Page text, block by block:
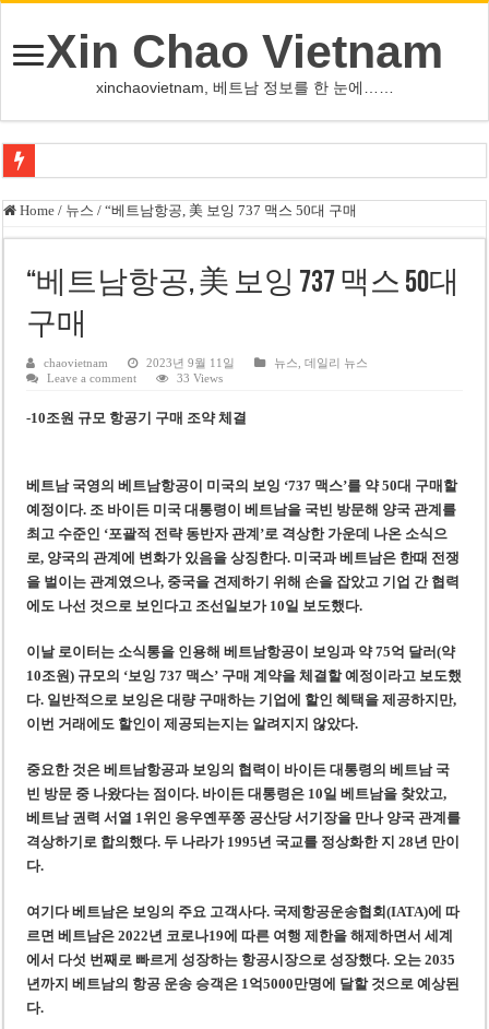
Xin Chao Vietnam
xinchaovietnam, 베트남 정보를 한 눈에……
쩐 타인 먼 베트남 국회의장 “외교 성과, 국가 위상 제고에 크게 기여”
싱가포르 하오마트, 마지막 프리미엄 매장 폐점… 적자·소송 악재 속 사업 축
베트남 은행 분기 순이익 1조 동 시대…비엣콤뱅크 등 5곳 돌파
PNJ, 다이아몬드 밀수 여파에 2분기 적자… 10월 임시 주총 개최
케펠, 투티엠 엠파이어시티 지분 전량 2억7000만 달러에 매각
베트남 MB은행, 2026년 수익 목표 자신…부동산 대출 비율 13% 고수
‘1,000억 달러 남북고속철 투자’ 호언장담 메콜로르 회장 체포
베트남 세무당국, 납세자 정보 공개 기준·절차 명확화
Home / 뉴스 / “베트남항공, 美 보잉 737 맥스 50대 구매
“베트남항공, 美 보잉 737 맥스 50대
구매
chaovietnam 2023년 9월 11일 뉴스 ,데일리 뉴스
Leave a comment
33 Views
-10조원 규모 항공기 구매 조약 체결
베트남 국영의 베트남항공이 미국의 보잉 ‘737 맥스’를 약 50대 구매할
예정이다. 조 바이든 미국 대통령이 베트남을 국빈 방문해 양국 관계를
최고 수준인 ‘포괄적 전략 동반자 관계’로 격상한 가운데 나온 소식으
로, 양국의 관계에 변화가 있음을 상징한다. 미국과 베트남은 한때 전쟁
을 벌이는 관계였으나, 중국을 견제하기 위해 손을 잡았고 기업 간 협력
에도 나선 것으로 보인다고 조선일보가 10일 보도했다.
이날 로이터는 소식통을 인용해 베트남항공이 보잉과 약 75억 달러(약
10조원) 규모의 ‘보잉 737 맥스’ 구매 계약을 체결할 예정이라고 보도했
다. 일반적으로 보잉은 대량 구매하는 기업에 할인 혜택을 제공하지만,
이번 거래에도 할인이 제공되는지는 알려지지 않았다.
중요한 것은 베트남항공과 보잉의 협력이 바이든 대통령의 베트남 국
빈 방문 중 나왔다는 점이다. 바이든 대통령은 10일 베트남을 찾았고,
베트남 권력 서열 1위인 응우옌푸쫑 공산당 서기장을 만나 양국 관계를
격상하기로 합의했다. 두 나라가 1995년 국교를 정상화한 지 28년 만이
다.
여기다 베트남은 보잉의 주요 고객사다. 국제항공운송협회(IATA)에 따
르면 베트남은 2022년 코로나19에 따른 여행 제한을 해제하면서 세계
에서 다섯 번째로 빠르게 성장하는 항공시장으로 성장했다. 오는 2035
년까지 베트남의 항공 운송 승객은 1억5000만명에 달할 것으로 예상된
다.